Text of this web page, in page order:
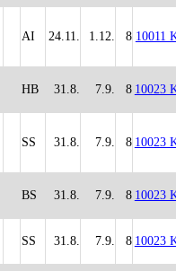
AI 24.11. 1.12. 8 10011
HB 31.8. 7.9. 8 10023
SS 31.8. 7.9. 8 10023
BS 31.8. 7.9. 8 10023
SS 31.8. 7.9. 8 10023